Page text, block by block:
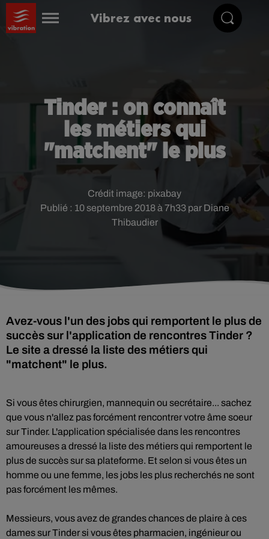
Vibrez avec nous
Tinder : on connaît
les métiers qui
"matchent" le plus
Publié : 10 septembre 2018 à 7h33 par Diane
Thibaudier
Crédit image: pixabay
Avez-vous l'un des jobs qui remportent le plus de
succès sur l'application de rencontres Tinder ?
Le site a dressé la liste des métiers qui
"matchent" le plus.
Si vous êtes chirurgien, mannequin ou secrétaire... sachez
que vous n'allez pas forcément rencontrer votre âme soeur
sur Tinder. L'application spécialisée dans les rencontres
amoureuses a dressé la liste des métiers qui remportent le
plus de succès sur sa plateforme. Et selon si vous êtes un
homme ou une femme, les jobs les plus recherchés ne sont
pas forcément les mêmes.
Messieurs, vous avez de grandes chances de plaire à ces
dames sur Tinder si vous êtes pharmacien, ingénieur ou